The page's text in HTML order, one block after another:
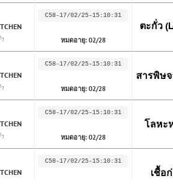
ให้รสชาติถึงเครื่อง
ลลิลิตร กับ ผงโปรตีนแกงเขียวหวาน
ตว์ที่ต้องการ
ะหมี่กึ่ง
เปล่า ๆ รอ 2 - 3 นาที จนเส้นสุก
เขียวหวาน และคนให้เข้ากัน (จะใส่ผง
ยู่ที่ใจ และสุขภาพไต)
C58-17/02/25-15:10:31
หมดอายุ: 02/28
ตะกั่ว
C58-17/02/25-15:10:31
หมดอายุ: 02/28
สารพิษจ
C58-17/02/25-15:10:31
หมดอายุ: 02/28
โลหะ
C58-17/02/25-15:10:31
เชื้อ